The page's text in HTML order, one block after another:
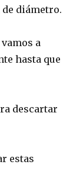
diámetro.
a
hasta que
descartar
estas